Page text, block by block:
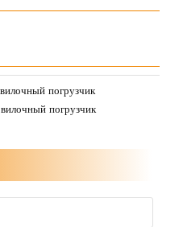
погрузчик
погрузчик